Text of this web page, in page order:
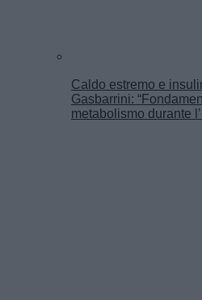
Caldo estremo e
Gasbarrini:
metabolismo durante